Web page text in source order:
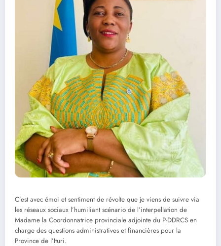
C’est avec émoi et sentiment de révolte que je viens de suivre via
les réseaux sociaux l’humiliant scénario de l’interpellation de
Madame la Coordonnatrice provinciale adjointe du P-DDRCS en
charge des questions administratives et financières pour la
Province de l’Ituri.